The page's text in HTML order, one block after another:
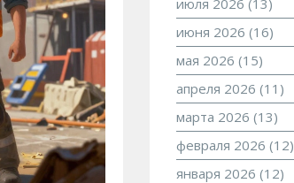
июля 2026 (13)
июня 2026 (16)
мая 2026 (15)
апреля 2026 (11)
марта 2026 (13)
февраля 2026 (12)
января 2026 (12)